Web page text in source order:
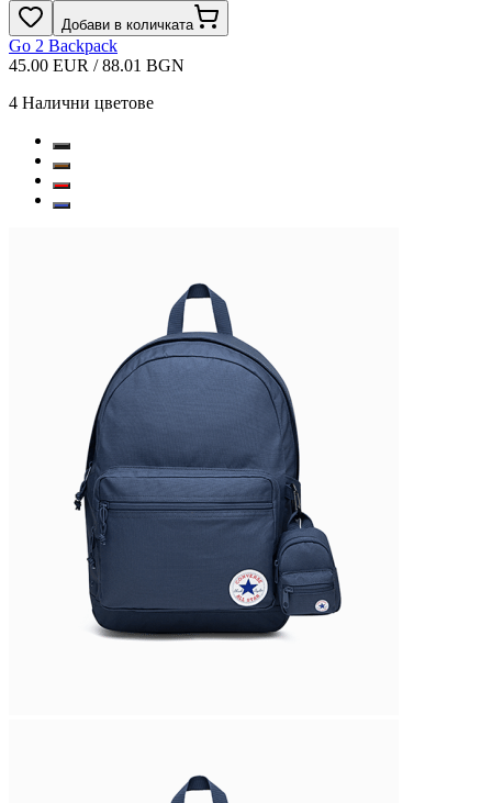
Добави в количката
Go 2 Backpack
45.00 EUR / 88.01 BGN
4 Налични цветове